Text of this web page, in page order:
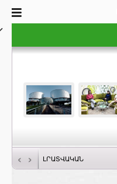
‹ › ԼՐԱՏՎԱԿԱՆ